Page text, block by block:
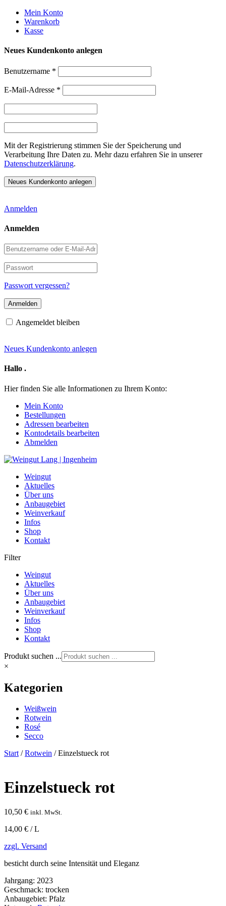
Weiter
zum
Inhalt
Mein Konto
Warenkorb
Kasse
Neues Kundenkonto anlegen
Benutzername *
E-Mail-Adresse *
Mit der Registrierung stimmen Sie der Speicherung und
Verarbeitung Ihre Daten zu. Mehr dazu erfahren Sie in unserer
Datenschutzerklärung.
Anmelden
Anmelden
Benutzername
oder
E-
Mail-
Adresse
Passwort
Passwort vergessen?
Angemeldet bleiben
Neues Kundenkonto anlegen
Hallo .
Hier finden Sie alle Informationen zu Ihrem Konto:
Mein Konto
Bestellungen
Adressen bearbeiten
Kontodetails bearbeiten
Abmelden
Weingut
Aktuelles
Über uns
Anbaugebiet
Weinverkauf
Infos
Shop
Kontakt
Filter
Weingut
Aktuelles
Über uns
Anbaugebiet
Weinverkauf
Infos
Shop
Kontakt
Produkt suchen ...
×
Kategorien
Weißwein
Rotwein
Rosé
Secco
Start/Rotwein / Einzelstueck rot
Einzelstueck rot
10,50 € inkl. MwSt.
14,00 € / L
zzgl. Versand
besticht durch seine Intensität und Eleganz
Jahrgang: 2023
Geschmack: trocken
Anbaugebiet: Pfalz